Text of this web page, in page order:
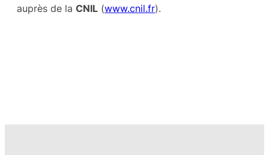
auprès de la CNIL (www.cnil.fr).